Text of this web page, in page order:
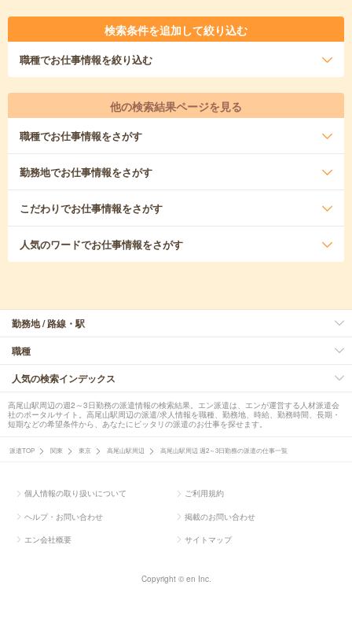
検索条件を追加して絞り込む
職種でお仕事情報を絞り込む
他の検索結果ページを見る
職種でお仕事情報をさがす
勤務地でお仕事情報をさがす
こだわりでお仕事情報をさがす
人気のワードでお仕事情報をさがす
勤務地 / 路線・駅
職種
人気の検索インデックス
高尾山駅周辺の週2～3日勤務の派遣情報の検索結果。エン派遣は、エンが運営する人材派遣会
社のポータルサイト。高尾山駅周辺の派遣/求人情報を職種、勤務地、時給、勤務時間、長期・
短期などの希望条件から、あなたにピッタリの派遣のお仕事を探せます。
派遣TOP 関東 東京 高尾山駅周辺 高尾山駅周辺 週2～3日勤務の派遣の仕事一覧
個人情報の取り扱いについて ご利用規約
ヘルプ・お問い合わせ 掲載のお問い合わせ
エン会社概要 サイトマップ
Copyright © en Inc.